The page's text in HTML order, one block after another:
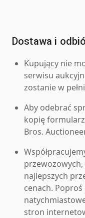
Dostawa i
Kupujący nie
serwisu
zostanie w
Aby odebrać
kopię
Bros.
najlepszych
cenach. Poproś
stron